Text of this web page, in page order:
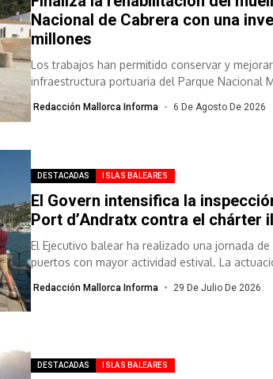
Nacional de Cabrera con una
millones
Los trabajos han permitido conservar y
infraestructura portuaria del Parque Nacional
Redacción Mallorca Informa 6 De Agosto De 2026
DESTACADAS ISLAS BALEARES
El Govern intensifica la
Port d’Andratx contra el chárter
El Ejecutivo balear ha realizado una jornada
puertos con mayor actividad estival. La
Redacción Mallorca Informa 29 De Julio De 2026
DESTACADAS ISLAS BALEARES